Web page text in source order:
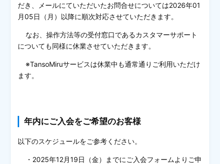
だき、メールにていただいたお問合せについては2026年01
月05日（月）以降に順次対応させていただきます。
なお、操作方法等の受付窓口であるカスタマーサポート
についても同様に休業させていただきます。
※TansoMiruサービスは休業中も通常通りご利用いただけ
ます。
年内にご入会をご希望のお客様
以下のスケジュールをご参考ください。
・2025年12月19日（金）までにご入会フォームよりご申